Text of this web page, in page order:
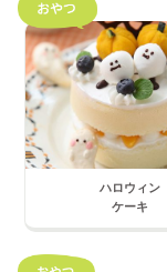
ハロウィン
ケーキ